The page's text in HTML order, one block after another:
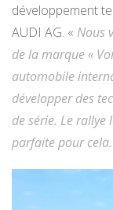
développement
AUDI AG. « Nous
de la marque «
automobile
développer des
de série. Le rallye
parfaite pour cela.